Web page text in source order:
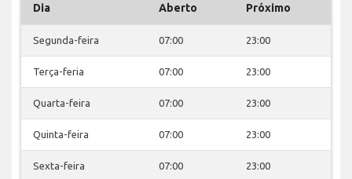
Dia Aberto Próximo
Segunda-feira 07:00 23:00
Terça-feria 07:00 23:00
Quarta-feira 07:00 23:00
Quinta-feira 07:00 23:00
Sexta-feira 07:00 23:00